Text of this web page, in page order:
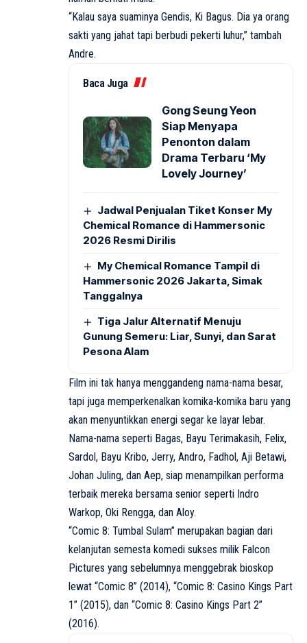
“Kalau saya suaminya Gendis, Ki Bagus. Dia ya orang
sakti yang jahat tapi berbudi pekerti luhur,” tambah
Andre.
Baca Juga
Gong Seung Yeon
Siap Menyapa
Penonton dalam
Drama Terbaru ‘My
Lovely Journey’
Jadwal Penjualan Tiket Konser My
Chemical Romance di Hammersonic
2026 Resmi Dirilis
My Chemical Romance Tampil di
Hammersonic 2026 Jakarta, Simak
Tanggalnya
Tiga Jalur Alternatif Menuju
Gunung Semeru: Liar, Sunyi, dan Sarat
Pesona Alam
Film ini tak hanya menggandeng nama-nama besar,
tapi juga memperkenalkan komika-komika baru yang
akan menyuntikkan energi segar ke layar lebar.
Nama-nama seperti Bagas, Bayu Terimakasih, Felix,
Sardol, Bayu Kribo, Jerry, Andro, Fadhol, Aji Betawi,
Johan Juling, dan Aep, siap menampilkan performa
terbaik mereka bersama senior seperti Indro
Warkop, Oki Rengga, dan Aloy.
“Comic 8: Tumbal Sulam” merupakan bagian dari
kelanjutan semesta komedi sukses milik Falcon
Pictures yang sebelumnya menggebrak bioskop
lewat “Comic 8” (2014), “Comic 8: Casino Kings Part
1” (2015), dan “Comic 8: Casino Kings Part 2”
(2016).